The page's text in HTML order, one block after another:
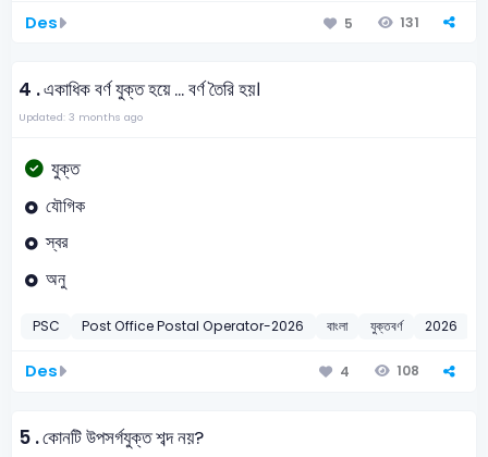
Des 5 131
4 .একাধিক বর্ণ যুক্ত হয়ে ... বর্ণ তৈরি হয়।
Updated: 3 months ago
যুক্ত
যৌগিক
স্বর
অনু
PSC Post Office Postal Operator-2026 বাংলা যুক্তবর্ণ 2026
Des 4 108
5 .কোনটি উপসর্গযুক্ত শব্দ নয়?